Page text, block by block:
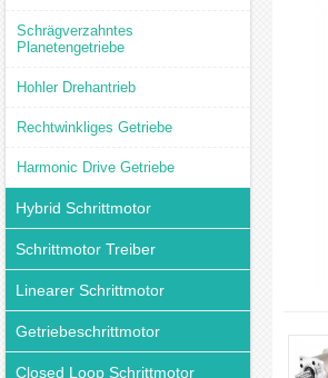
Schrägverzahntes
Planetengetriebe
Hohler Drehantrieb
Rechtwinkliges Getriebe
Harmonic Drive Getriebe
Hybrid Schrittmotor
Schrittmotor Treiber
Linearer Schrittmotor
Getriebeschrittmotor
Closed Loop Schrittmotor